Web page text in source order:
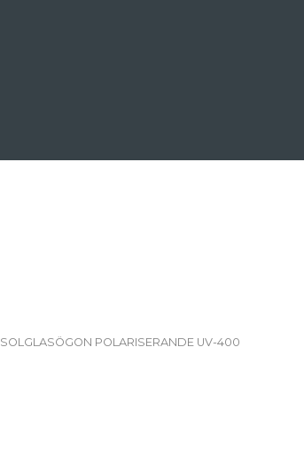
SOLGLASÖGON POLARISERANDE UV-400